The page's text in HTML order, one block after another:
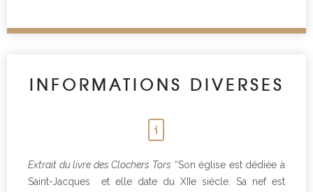
INFORMATIONS DIVERSES
Extrait du livre des Clochers Tors “Son église est dédiée à
Saint-Jacques et elle date du XIIe siècle. Sa nef est